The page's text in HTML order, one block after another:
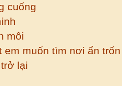
cuống
môi
em muốn tìm nơi ẩn trốn
lại